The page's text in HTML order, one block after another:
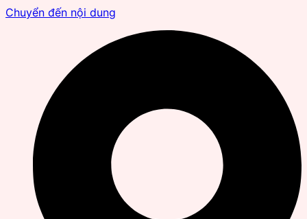
Chuyển đến nội dung